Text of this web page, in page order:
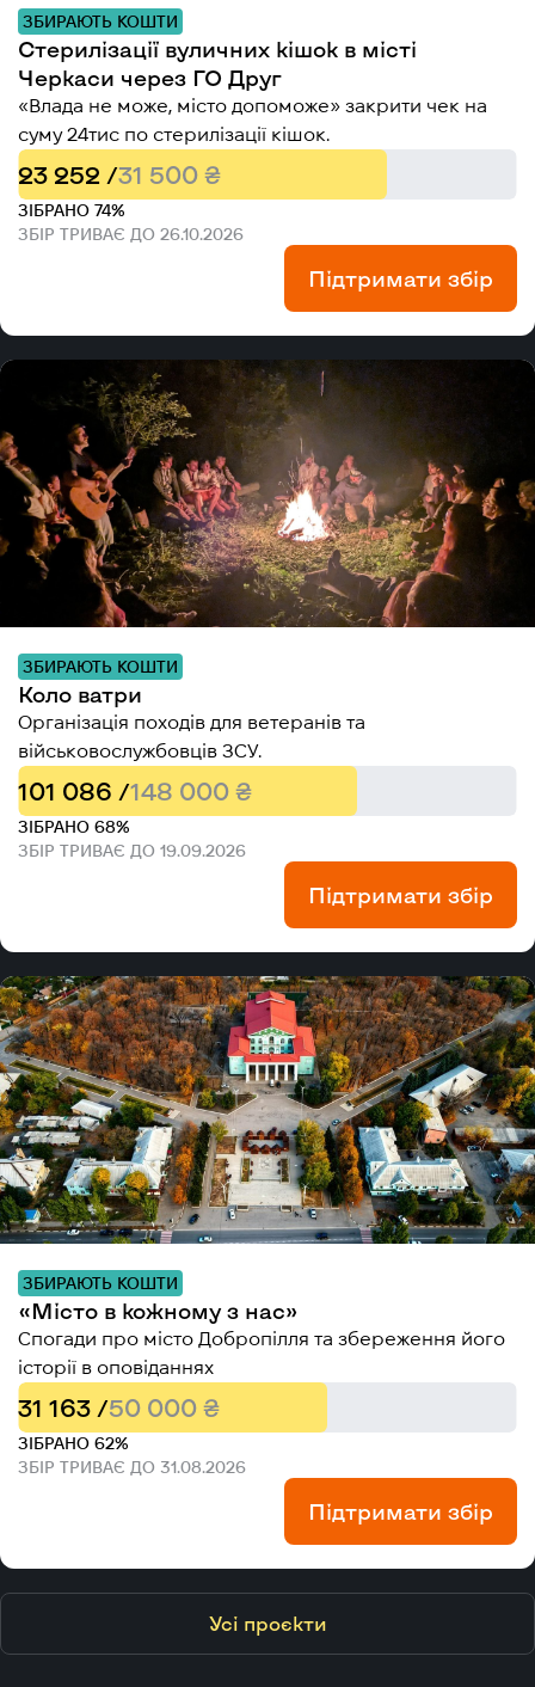
ЗБИРАЮТЬ КОШТИ
Стерилізації вуличних кішок в місті
Черкаси через ГО Друг
«Влада не може, місто допоможе» закрити чек на
суму 24тис по стерилізації кішок.
23 252 /31 500 ₴
ЗІБРАНО 74%
ЗБІР ТРИВАЄ ДО 26.10.2026
Підтримати збір
ЗБИРАЮТЬ КОШТИ
Коло ватри
Організація походів для ветеранів та
військовослужбовців ЗСУ.
101 086 /148 000 ₴
ЗІБРАНО 68%
ЗБІР ТРИВАЄ ДО 19.09.2026
Підтримати збір
ЗБИРАЮТЬ КОШТИ
«Місто в кожному з нас»
Спогади про місто Добропілля та збереження його
історії в оповіданнях
31 163 /50 000 ₴
ЗІБРАНО 62%
ЗБІР ТРИВАЄ ДО 31.08.2026
Підтримати збір
Усі проєкти